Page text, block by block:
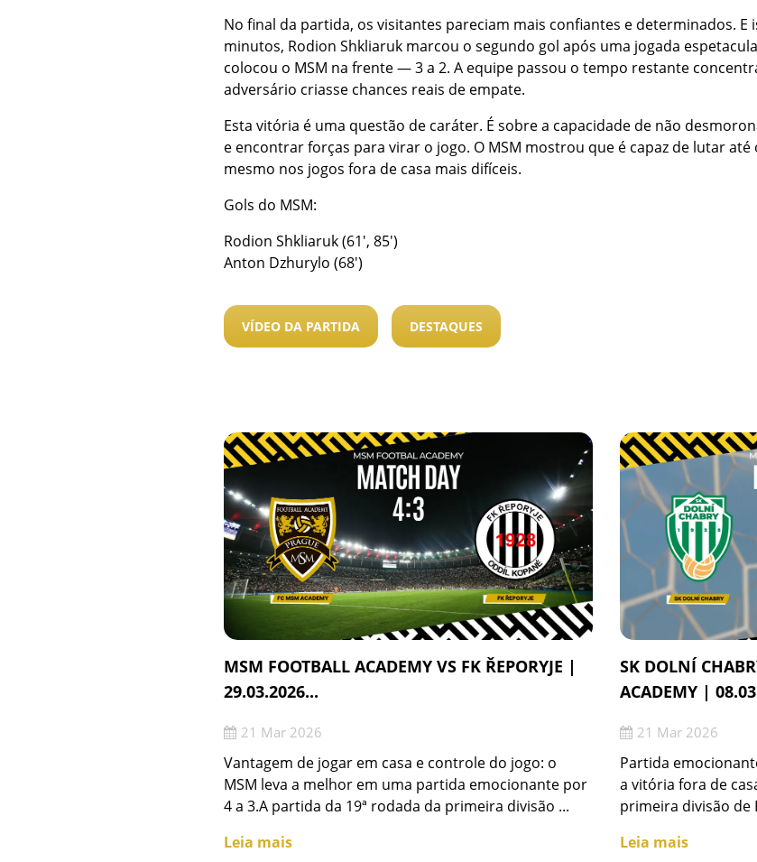
No final da partida, os visitantes pareciam mais confiantes e determinados. E
minutos, Rodion Shkliaruk marcou o segundo gol após uma jogada
colocou o MSM na frente — 3 a 2. A equipe passou o tempo restante
adversário criasse chances reais de empate.
Esta vitória é uma questão de caráter. É sobre a capacidade de não
e encontrar forças para virar o jogo. O MSM mostrou que é capaz de lutar
mesmo nos jogos fora de casa mais difíceis.
Gols do MSM:
Rodion Shkliaruk (61′, 85′)
Anton Dzhurylo (68′)
VÍDEO DA PARTIDA DESTAQUES
MSM FOOTBALL ACADEMY VS FK ŘEPORYJE |
29.03.2026...
21 Mar 2026
Vantagem de jogar em casa e controle do jogo: o
MSM leva a melhor em uma partida emocionante por
4 a 3.A partida da 19ª rodada da primeira divisão ...
Leia mais
SK DOLNÍ
ACADEMY |
21 Mar 2026
Partida
a vitória fora de
primeira divisão de
Leia mais